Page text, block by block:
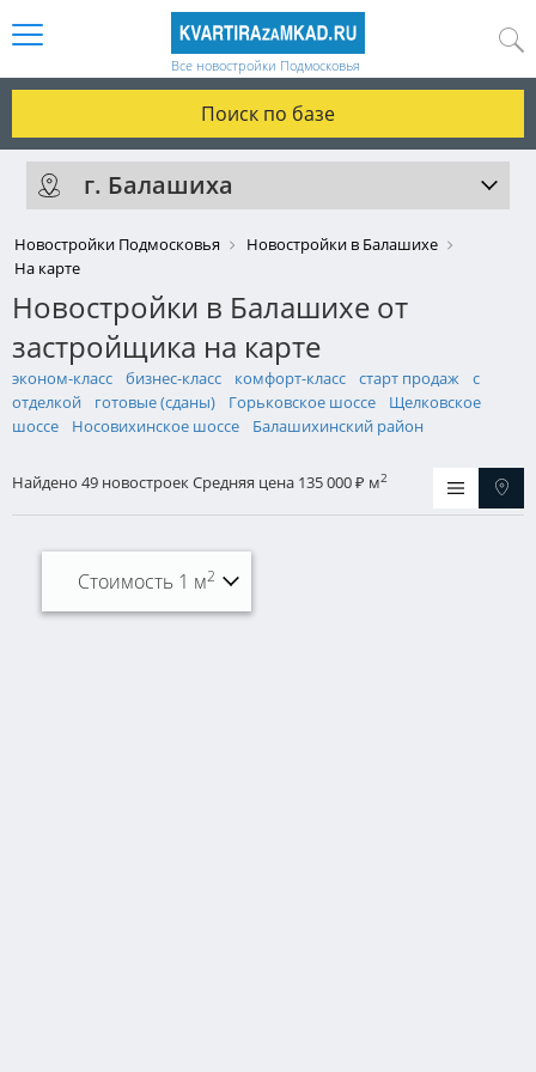
Все новостройки Подмосковья
Поиск по базе
г. Балашиха
Новостройки Подмосковья
Новостройки в Балашихе
На карте
Новостройки в Балашихе от
застройщика на карте
эконом-класс бизнес-класс комфорт-класс старт продаж
с
отделкой
готовые (сданы) Горьковское шоссе
Щелковское
шоссе
Носовихинское шоссе Балашихинский район
Найдено 49 новостроекСредняя цена 135 000 ₽ м2
Стоимость 1 м2